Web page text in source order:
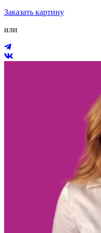
Заказать картину
или